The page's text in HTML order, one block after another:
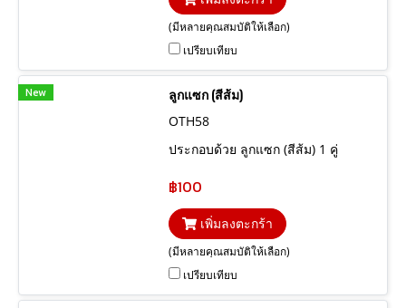
(มีหลายคุณสมบัติให้เลือก)
เปรียบเทียบ
New
ลูกแซก (สีส้ม)
OTH58
ประกอบด้วย ลูกแซก (สีส้ม) 1 คู่
฿100
เพิ่มลงตะกร้า
(มีหลายคุณสมบัติให้เลือก)
เปรียบเทียบ